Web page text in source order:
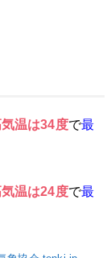
温は34度で最
温は24度で最